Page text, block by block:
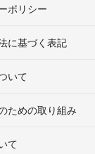
ポリシー
に基づく表記
いて
ための取り組み
て